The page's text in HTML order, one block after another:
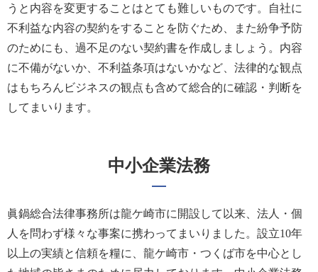
うと内容を変更することはとても難しいものです。自社に
不利益な内容の契約をすることを防ぐため、また紛争予防
のためにも、過不足のない契約書を作成しましょう。内容
に不備がないか、不利益条項はないかなど、法律的な観点
はもちろんビジネスの観点も含めて総合的に確認・判断を
してまいります。
中小企業法務
眞鍋総合法律事務所は龍ケ崎市に開設して以来、法人・個
人を問わず様々な事案に携わってまいりました。設立10年
以上の実績と信頼を糧に、龍ケ崎市・つくば市を中心とし